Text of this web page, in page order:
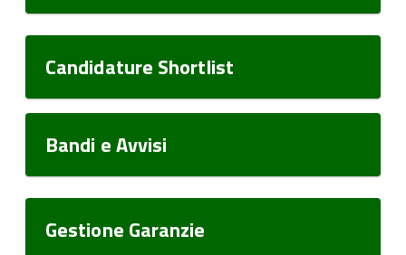
Candidature Shortlist
Bandi e Avvisi
Gestione Garanzie